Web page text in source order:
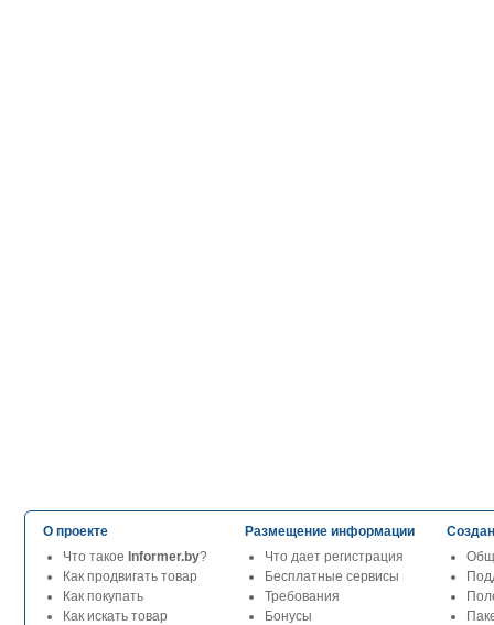
О проекте
Что такое Informer.by?
Как продвигать товар
Как покупать
Как искать товар
Размещение информации
Что дает регистрация
Бесплатные сервисы
Требования
Бонусы